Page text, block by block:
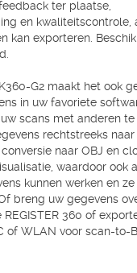
ter plaatse,
en kwaliteitscontrole,
kan exporteren.
G2 maakt het ook
in uw favoriete
scans met anderen te
rechtstreeks naar
naar OBJ en
waardoor ook
kunnen werken en ze
breng uw gegevens
360 of
of WLAN voor scan-to-